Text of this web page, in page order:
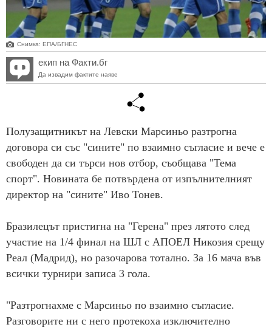
Снимка: ЕПА/БГНЕС
екип на Факти.бг
Да извадим фактите наяве
Полузащитникът на Левски Марсиньо разтрогна
договора си със "сините" по взаимно съгласие и вече е
свободен да си търси нов отбор, съобщава "Тема
спорт". Новината бе потвърдена от изпълнителният
директор на "сините" Иво Тонев.
Бразилецът пристигна на "Герена" през лятото след
участие на 1/4 финал на ШЛ с АПОЕЛ Никозия срещу
Реал (Мадрид), но разочарова тотално. За 16 мача във
всички турнири записа 3 гола.
"Разтрогнахме с Марсиньо по взаимно съгласие.
Разговорите ни с него протекоха изключително